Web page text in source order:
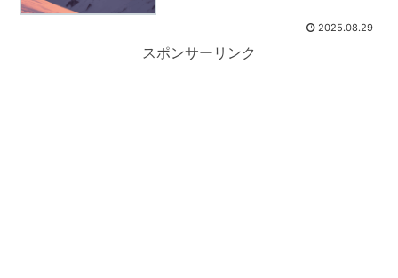
2025.08.29
スポンサーリンク